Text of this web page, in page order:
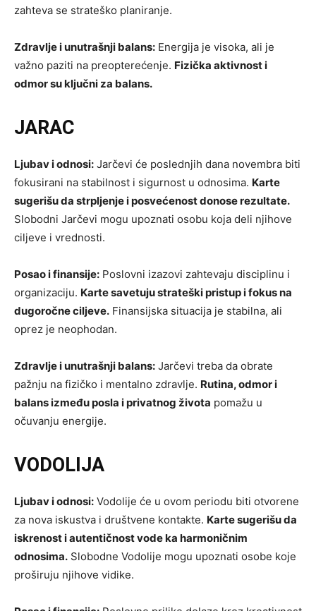
zahteva se strateško planiranje.
Zdravlje i unutrašnji balans: Energija je visoka, ali je
važno paziti na preopterećenje. Fizička aktivnost i
odmor su ključni za balans.
JARAC
Ljubav i odnosi: Jarčevi će poslednjih dana novembra biti
fokusirani na stabilnost i sigurnost u odnosima. Karte
sugerišu da strpljenje i posvećenost donose rezultate.
Slobodni Jarčevi mogu upoznati osobu koja deli njihove
ciljeve i vrednosti.
Posao i finansije: Poslovni izazovi zahtevaju disciplinu i
organizaciju. Karte savetuju strateški pristup i fokus na
dugoročne ciljeve. Finansijska situacija je stabilna, ali
oprez je neophodan.
Zdravlje i unutrašnji balans: Jarčevi treba da obrate
pažnju na fizičko i mentalno zdravlje. Rutina, odmor i
balans između posla i privatnog života pomažu u
očuvanju energije.
VODOLIJA
Ljubav i odnosi: Vodolije će u ovom periodu biti otvorene
za nova iskustva i društvene kontakte. Karte sugerišu da
iskrenost i autentičnost vode ka harmoničnim
odnosima. Slobodne Vodolije mogu upoznati osobe koje
proširuju njihove vidike.